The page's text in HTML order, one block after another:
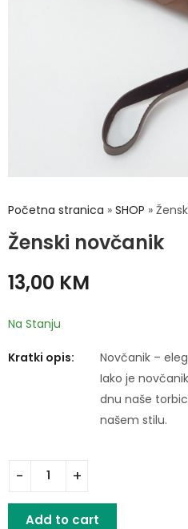
Početna stranica » SHOP »
Ženski novčanik
13,00 KM
Na Stanju
Kratki opis:
Novčanik –
Iako je
dnu naše
našem stilu.
Add to cart